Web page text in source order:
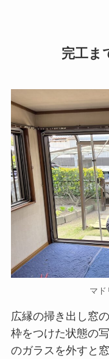
完工ま
マド
広縁の掃き出し窓
枠をつけた状態の
のガラスを外すと